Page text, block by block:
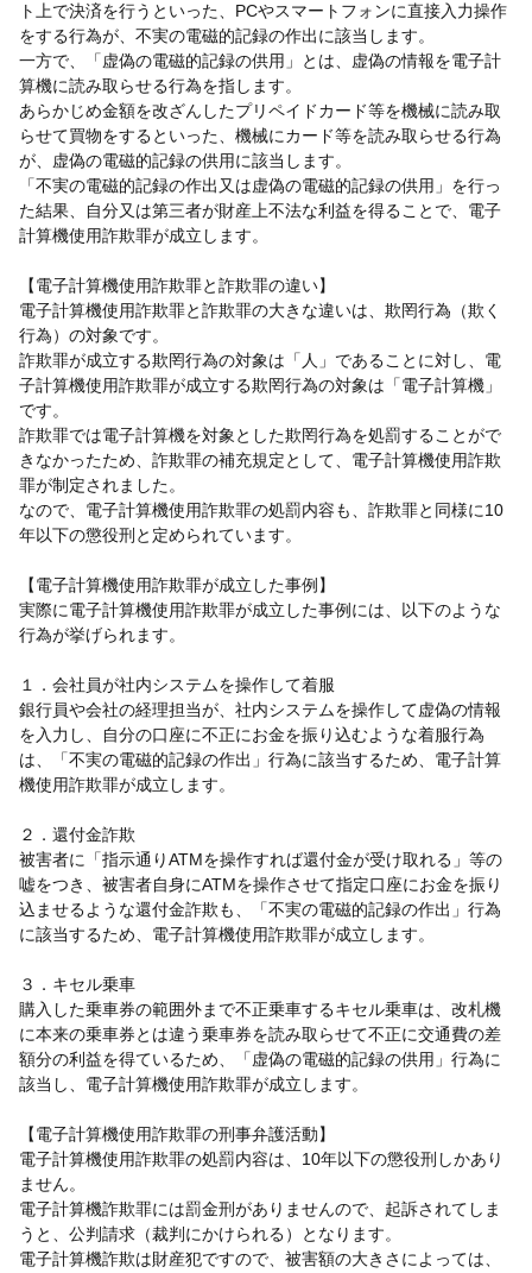
ト上で決済を行うといった、PCやスマートフォンに直接入力操作
をする行為が、不実の電磁的記録の作出に該当します。
一方で、「虚偽の電磁的記録の供用」とは、虚偽の情報を電子計
算機に読み取らせる行為を指します。
あらかじめ金額を改ざんしたプリペイドカード等を機械に読み取
らせて買物をするといった、機械にカード等を読み取らせる行為
が、虚偽の電磁的記録の供用に該当します。
「不実の電磁的記録の作出又は虚偽の電磁的記録の供用」を行っ
た結果、自分又は第三者が財産上不法な利益を得ることで、電子
計算機使用詐欺罪が成立します。
【電子計算機使用詐欺罪と詐欺罪の違い】
電子計算機使用詐欺罪と詐欺罪の大きな違いは、欺罔行為（欺く
行為）の対象です。
詐欺罪が成立する欺罔行為の対象は「人」であることに対し、電
子計算機使用詐欺罪が成立する欺罔行為の対象は「電子計算機」
です。
詐欺罪では電子計算機を対象とした欺罔行為を処罰することがで
きなかったため、詐欺罪の補充規定として、電子計算機使用詐欺
罪が制定されました。
なので、電子計算機使用詐欺罪の処罰内容も、詐欺罪と同様に10
年以下の懲役刑と定められています。
【電子計算機使用詐欺罪が成立した事例】
実際に電子計算機使用詐欺罪が成立した事例には、以下のような
行為が挙げられます。
１．会社員が社内システムを操作して着服
銀行員や会社の経理担当が、社内システムを操作して虚偽の情報
を入力し、自分の口座に不正にお金を振り込むような着服行為
は、「不実の電磁的記録の作出」行為に該当するため、電子計算
機使用詐欺罪が成立します。
２．還付金詐欺
被害者に「指示通りATMを操作すれば還付金が受け取れる」等の
嘘をつき、被害者自身にATMを操作させて指定口座にお金を振り
込ませるような還付金詐欺も、「不実の電磁的記録の作出」行為
に該当するため、電子計算機使用詐欺罪が成立します。
３．キセル乗車
購入した乗車券の範囲外まで不正乗車するキセル乗車は、改札機
に本来の乗車券とは違う乗車券を読み取らせて不正に交通費の差
額分の利益を得ているため、「虚偽の電磁的記録の供用」行為に
該当し、電子計算機使用詐欺罪が成立します。
【電子計算機使用詐欺罪の刑事弁護活動】
電子計算機使用詐欺罪の処罰内容は、10年以下の懲役刑しかあり
ません。
電子計算機詐欺罪には罰金刑がありませんので、起訴されてしま
うと、公判請求（裁判にかけられる）となります。
電子計算機詐欺は財産犯ですので、被害額の大きさによっては、